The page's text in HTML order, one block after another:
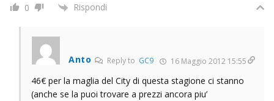
0 Rispondi
Anto Reply to GC9 16 Maggio 2012 15:55
46€ per la maglia del City di questa stagione ci stanno
(anche se la puoi trovare a prezzi ancora piu’